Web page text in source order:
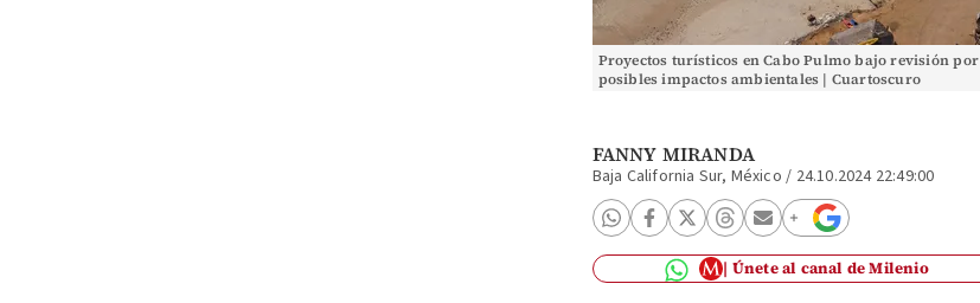
Proyectos turísticos en Cabo Pulmo bajo revisión por
posibles impactos ambientales | Cuartoscuro
FANNY MIRANDA
Baja California Sur, México / 24.10.2024 22:49:00
Únete al canal de Milenio